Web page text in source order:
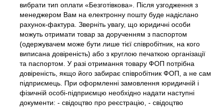
вибрати тип оплати «Безготівкова». Після узгодження з
менеджером Вам на електронну пошту буде надіслано
рахунок-фактура. Зверніть увагу, що юридичні особи
можуть отримати товар за дорученням з паспортом
(одержувачем може бути лише тієї співробітник, на кого
виписана довіреність) або з круглою печаткою організації
та паспортом. У разі отримання товару ФОП потрібна
довіреність, якщо його забирає співробітник ФОП, а не сам
підприємець. При оформленні замовлення юридичній і
фізичній особі-підприємцю необхідно надати наступні
документи: - свідоцтво про реєстрацію, - свідоцтво